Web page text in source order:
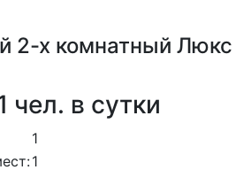
2-х комнатный Люкс
чел. в сутки
1
1